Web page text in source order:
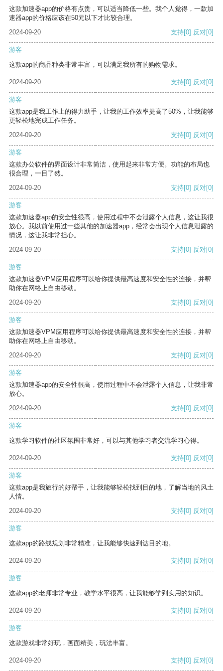
这款加速器app的价格有点贵，可以适当降低一些。我个人觉得，一款加
速器app的价格应该在50元以下才比较合理。
2024-09-20
支持[0] 反对[0]
游客
这款app的商品种类非常丰富，可以满足我所有的购物需求。
2024-09-20 支持[0] 反对[0]
游客
这款app是我工作上的得力助手，让我的工作效率提高了50%，让我能够
更轻松地完成工作任务。
2024-09-20
支持[0] 反对[0]
游客
这款办公软件的界面设计非常简洁，使用起来非常方便。功能的布局也
很合理，一目了然。
2024-09-20
支持[0] 反对[0]
游客
这款加速器app的安全性很高，使用过程中不会泄露个人信息，这让我很
放心。我以前使用过一些其他的加速器app，经常会出现个人信息泄露的
情况，这让我非常担心。
2024-09-20
支持[0] 反对[0]
游客
这款加速器VPM应用程序可以给你提供最高速度和安全性的连接，并帮
助你在网络上自由移动。
2024-09-20
支持[0] 反对[0]
游客
这款加速器VPM应用程序可以给你提供最高速度和安全性的连接，并帮
助你在网络上自由移动。
2024-09-20
支持[0] 反对[0]
游客
这款加速器app的安全性很高，使用过程中不会泄露个人信息，让我非常
放心。
2024-09-20
支持[0] 反对[0]
游客
这款学习软件的社区氛围非常好，可以与其他学习者交流学习心得。
2024-09-20 支持[0] 反对[0]
游客
这款app是我旅行的好帮手，让我能够轻松找到目的地，了解当地的风土
人情。
2024-09-20
支持[0] 反对[0]
游客
这款app的路线规划非常精准，让我能够快速到达目的地。
2024-09-20 支持[0] 反对[0]
游客
这款app的老师非常专业，教学水平很高，让我能够学到实用的知识。
2024-09-20 支持[0] 反对[0]
游客
这款游戏非常好玩，画面精美，玩法丰富。
2024-09-20 支持[0] 反对[0]